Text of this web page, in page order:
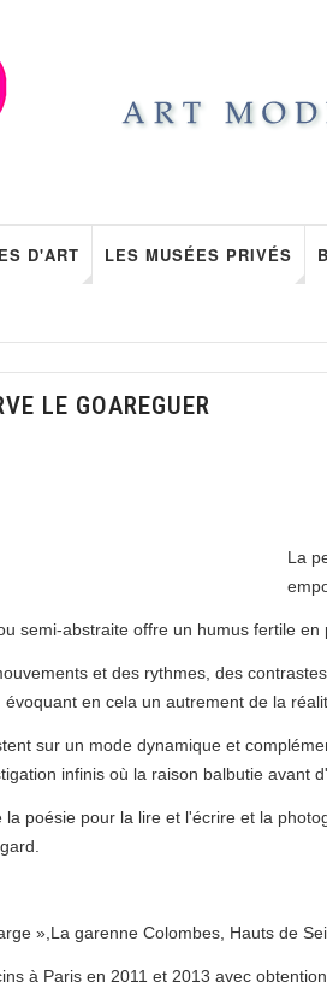
D'ART LES MUSÉES PRIVÉS
LE GOAREGUER
La
semi-abstraite offre un humus fertile en
et des rythmes, des
en cela un autrement de la
sur un mode dynamique et
infinis où la raison balbutie avant
poésie pour la lire et l'écrire et la
»,La garenne Colombes, Hauts de
à Paris en 2011 et 2013 avec